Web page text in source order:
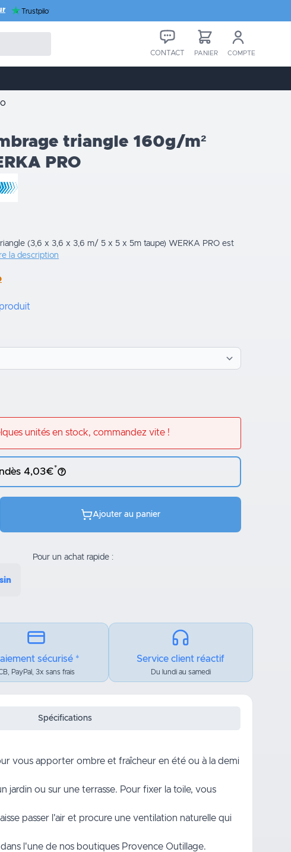
Trustpilot
CONTACT PANIER COMPTE
triangle 160g/m²
PRO
(3,6 x 3,6 x 3,6 m/ 5 x 5 x 5m taupe) WERKA PRO est
la description
unités en stock, commandez vite !
dès 4,03€*
Ajouter au panier
Pour un achat rapide :
sécurisé *
PayPal, 3x sans frais
Service client réactif
Du lundi au samedi
Spécifications
vous apporter ombre et fraîcheur en été ou à la demi
jardin ou sur une terrasse. Pour fixer la toile, vous
passer l'air et procure une ventilation naturelle qui
l'une de nos boutiques Provence Outillage.